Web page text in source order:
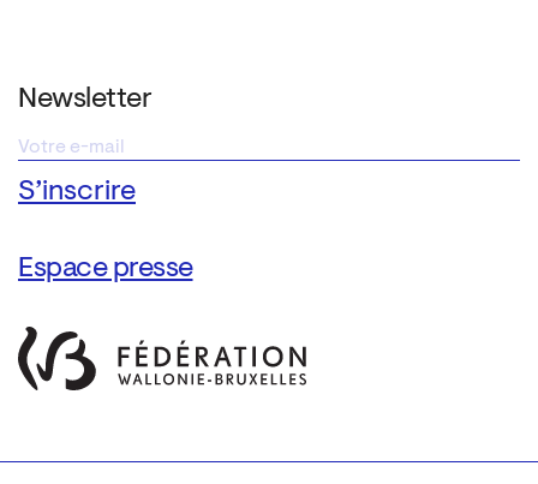
Newsletter
Espace presse